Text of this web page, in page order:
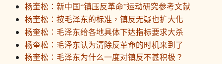
杨奎松：新中国“镇压反革命”运动研究参考文献
杨奎松：按毛泽东的标准，镇反无疑也扩大化
杨奎松：毛泽东给各地具体下达指标要求大杀
杨奎松：毛泽东认为清除反革命的时机来到了
杨奎松：毛泽东为什么一度对镇反不甚积极？